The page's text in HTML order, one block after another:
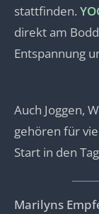
stattfinden.
direkt am
Entspannung
Auch Joggen,
gehören für
Start in den
Marilyns